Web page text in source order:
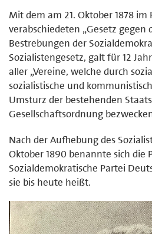
Mit dem am 21. Oktober 1878 im
verabschiedeten „Gesetz
Bestrebungen der
Sozialistengesetz, galt für 12
aller „Vereine, welche durch
sozialistische und
Umsturz der bestehenden
Gesellschaftsordnung
Nach der Aufhebung des
Oktober 1890 benannte sich die
Sozialdemokratische Partei
sie bis heute heißt.